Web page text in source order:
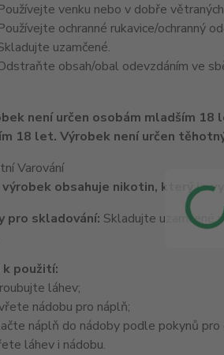
venku nebo v dobře
ochranné rukavice/ochranný
uzamčené.
obsah/obal odevzdáním ve
18 let. Výrobek není určen
Varování
obsahuje nikotin, který je
pro skladování: Skladujte uzamčené
k použití:
láhev;
nádobu pro náplň;
náplň do nádoby podle pokynů pro
láhev i nádobu.